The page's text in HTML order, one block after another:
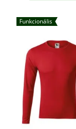
Funkcionális